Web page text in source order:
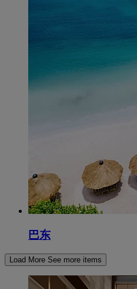
巴东
Load More See more items